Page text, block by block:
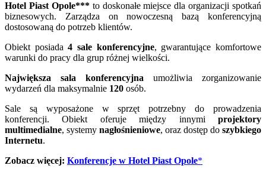
Hotel Piast Opole***to doskonałe miejsce dla organizacji spotkań
biznesowych. Zarządza on nowoczesną bazą konferencyjną
dostosowaną do potrzeb klientów.
Obiekt posiada4 sale konferencyjne, gwarantujące komfortowe
warunki do pracy dla grup różnej wielkości.
Największa sala konferencyjna umożliwia zorganizowanie
wydarzeń dla maksymalnie 120 osób.
Sale są wyposażone w sprzęt potrzebny do prowadzenia
konferencji. Obiekt oferuje między innymi projektory
multimedialne, systemy nagłośnieniowe, oraz dostęp do szybkiego
Internetu.
Zobacz więcej: Konferencje w Hotel Piast Opole*